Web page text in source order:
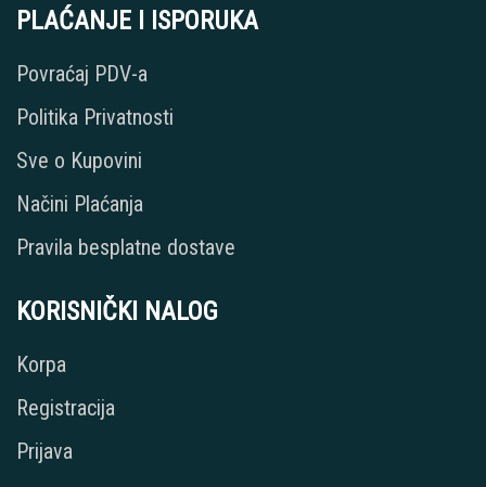
PLAĆANJE I ISPORUKA
Povraćaj PDV-a
Politika Privatnosti
Sve o Kupovini
Načini Plaćanja
Pravila besplatne dostave
KORISNIČKI NALOG
Korpa
Registracija
Prijava